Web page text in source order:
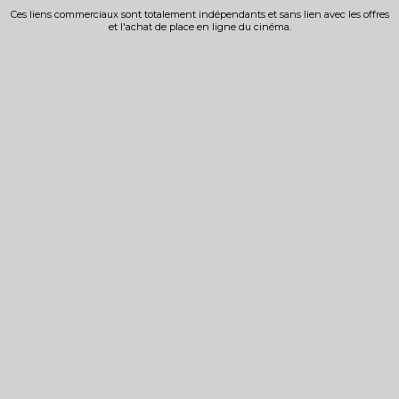
Ces liens commerciaux sont totalement indépendants et sans lien avec les offres
et l'achat de place en ligne du cinéma.